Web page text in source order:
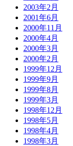
2003年2月
2001年6月
2000年11月
2000年4月
2000年3月
2000年2月
1999年12月
1999年9月
1999年8月
1999年3月
1998年12月
1998年5月
1998年4月
1998年3月